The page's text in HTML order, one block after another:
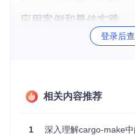
应用案例和最佳实践
最佳实践
制并发任务的数量，避免
登录后
相关内容推荐
1 深入理解cargo-make